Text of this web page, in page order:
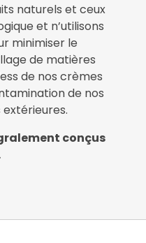
naturels et ceux
et n’utilisons
minimiser le
de matières
de nos crèmes
de nos
conçus